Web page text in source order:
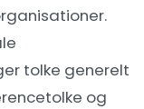
tolke generelt
og